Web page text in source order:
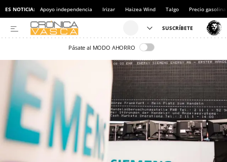
ES NOTICIA: Apoyo independencia Irizar Haizea Wind Talgo Precio gasolina
Pásate al MODO AHORRO